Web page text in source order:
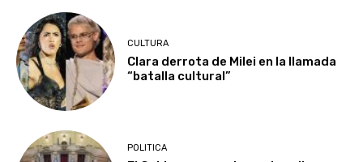
CULTURA
Clara derrota de Milei en la llamada
“batalla cultural”
POLITICA